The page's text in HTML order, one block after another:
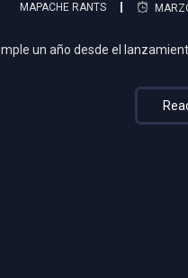
MAPACHE RANTS
un año desde el